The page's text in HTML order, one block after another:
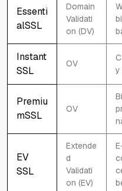
Essenti
alSSL
Domain
Validati
on (DV)
Instant
SSL
OV
y
Premiu
mSSL
OV
EV
SSL
Extende
d
Validati
on (EV)